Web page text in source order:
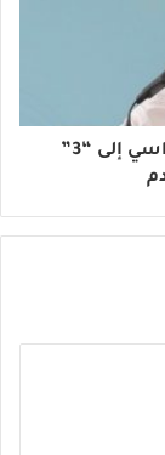
عاجل ..وزارة التعليم⁩: تحويل العام الدراسي إلى “3”